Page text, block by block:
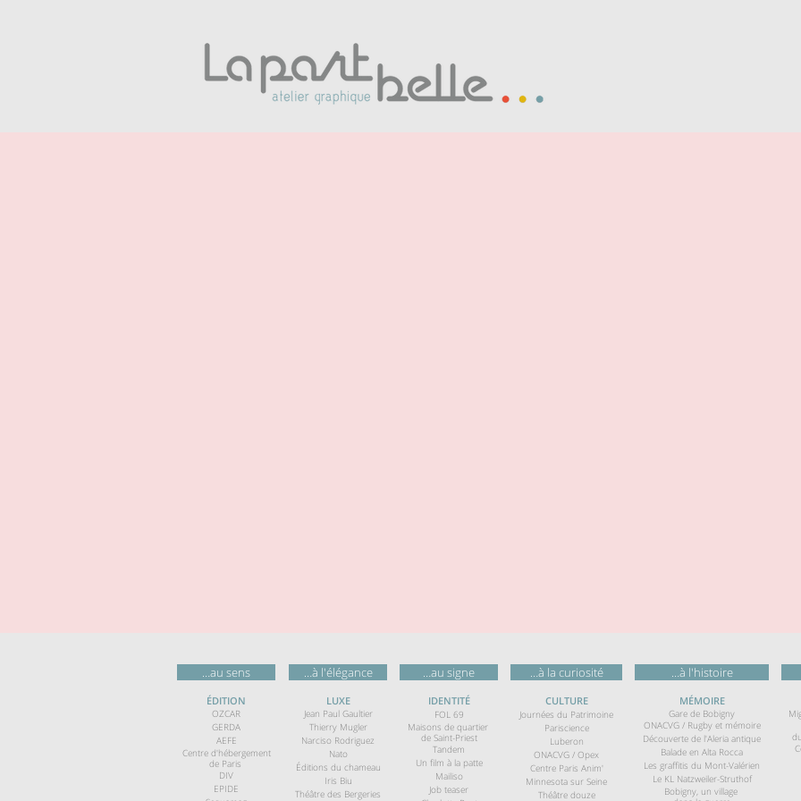
…au sens
ÉDITION
OZCAR
GERDA
AEFE
Centre d'hébergement
de Paris
DIV
EPIDE
…à l'élégance
LUXE
Jean Paul Gaultier
Thierry Mugler
Narciso Rodriguez
Nato
Éditions du chameau
Iris Biu
Théâtre des Bergeries
…au signe
IDENTITÉ
FOL 69
Maisons de quartier
de Saint-Priest
Tandem
Un film à la patte
Mailiso
Job teaser
…à la curiosité
CULTURE
Journées du Patrimoine
Pariscience
Luberon
ONACVG / Opex
Centre Paris Anim'
Minnesota sur Seine
Théâtre douze
…à l'histoire
MÉMOIRE
Gare de Bobigny
ONACVG / Rugby et mémoire
Découverte de l'Aleria antique
Balade en Alta Rocca
Les graffitis du Mont-Valérien
Le KL Natzweiler-Struthof
Bobigny, un village